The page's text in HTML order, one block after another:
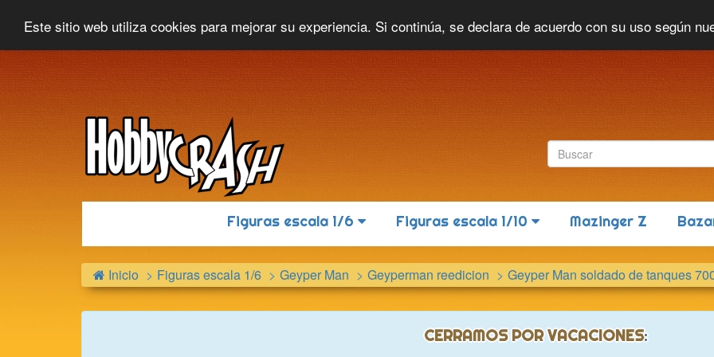
Este sitio web utiliza cookies para mejorar su experiencia. Si continúa, se declara de acuerdo con su uso según
Hobbycrash Novedades Contacto Idioma actual: Español
Figuras escala 1/6 Figuras escala 1/10 Mazinger Z
Inicio Figuras escala 1/6 Geyper Man Geyperman reedicion Geyper Man soldado de tanques
CERRAMOS POR VACACIONES: